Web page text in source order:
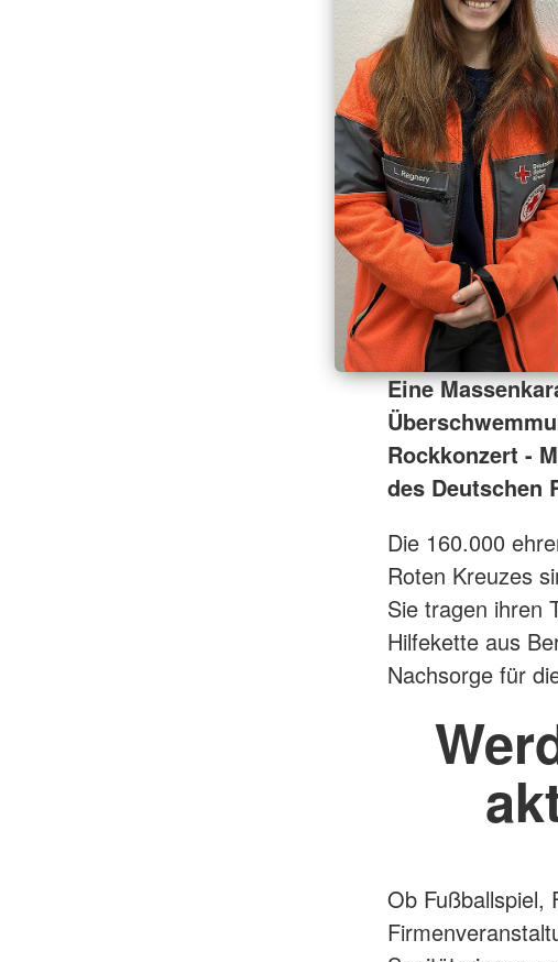
Eine
Rockkonzert -
des Deutschen
Die 160.000
Roten Kreuzes
Sie tragen ihren
Hilfekette aus
Nachsorge für
Ob Fußballspiel,